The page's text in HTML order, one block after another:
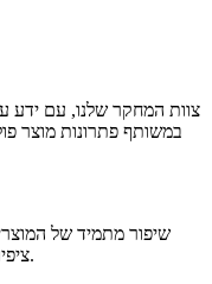
צוות המחקר שלנו, עם ידע
במשותף פתרונות מוצר
שיפור מתמיד של
ציפיות הלקוחות וקידום פיתוח מועיל הדדי.